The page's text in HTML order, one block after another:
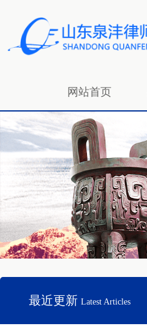
网站首页
招贤纳士
最近更新 Latest Articles